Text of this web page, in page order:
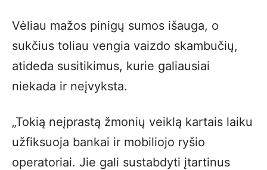
Vėliau mažos pinigų sumos išauga, o
sukčius toliau vengia vaizdo skambučių,
atideda susitikimus, kurie galiausiai
niekada ir neįvyksta.
„Tokią neįprastą žmonių veiklą kartais laiku
užfiksuoja bankai ir mobiliojo ryšio
operatoriai. Jie gali sustabdyti įtartinus